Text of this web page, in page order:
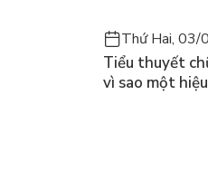
Thứ Hai,
Tiểu thuyết
vì sao một